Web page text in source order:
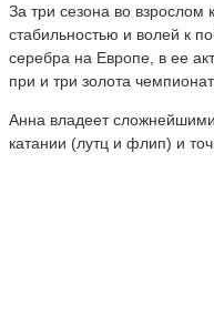
За три сезона во взрослом
стабильностью и волей к
серебра на Европе, в ее
при и три золота
Анна владеет
катании (лутц и флип) и